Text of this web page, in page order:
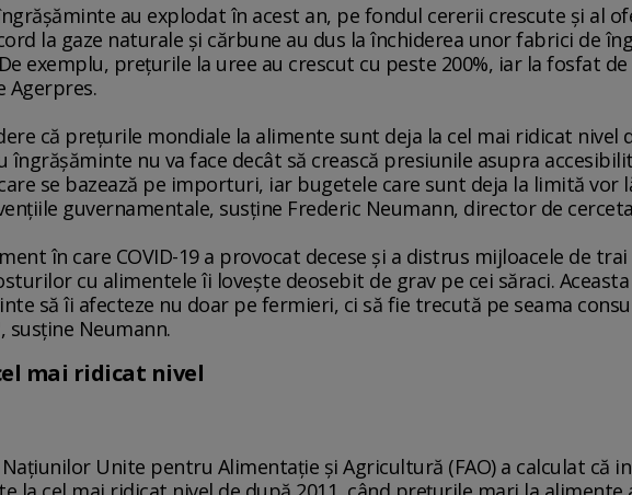
au explodat în acest an, pe fondul cererii crescute şi al
la gaze naturale şi cărbune au dus la închiderea unor fabrici de
exemplu, preţurile la uree au crescut cu peste 200%, iar la fosfat
Agerpres.
că preţurile mondiale la alimente sunt deja la cel mai ridicat
îngrăşăminte nu va face decât să crească presiunile asupra
se bazează pe importuri, iar bugetele care sunt deja la limită vor
guvernamentale, susţine Frederic Neumann, director de
în care COVID-19 a provocat decese şi a distrus mijloacele de
cu alimentele îi loveşte deosebit de grav pe cei săraci.
să îi afecteze nu doar pe fermieri, ci să fie trecută pe seama
susţine Neumann.
mai ridicat nivel
Unite pentru Alimentaţie şi Agricultură (FAO) a calculat că